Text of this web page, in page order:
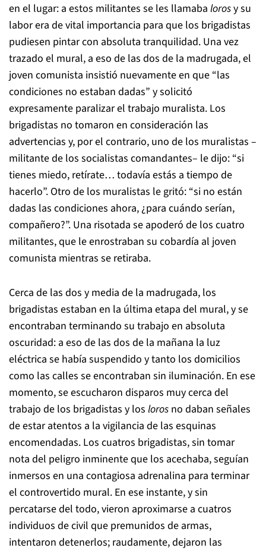
en el lugar: a estos militantes se les llamaba lorosy su
labor era de vital importancia para que los brigadistas
pudiesen pintar con absoluta tranquilidad. Una vez
trazado el mural, a eso de las dos de la madrugada, el
joven comunista insistió nuevamente en que “las
condiciones no estaban dadas” y solicitó
expresamente paralizar el trabajo muralista. Los
brigadistas no tomaron en consideración las
advertencias y, por el contrario, uno de los muralistas –
militante de los socialistas comandantes– le dijo: “si
tienes miedo, retírate… todavía estás a tiempo de
hacerlo”. Otro de los muralistas le gritó: “si no están
dadas las condiciones ahora, ¿para cuándo serían,
compañero?”. Una risotada se apoderó de los cuatro
militantes, que le enrostraban su cobardía al joven
comunista mientras se retiraba.
Cerca de las dos y media de la madrugada, los
brigadistas estaban en la última etapa del mural, y se
encontraban terminando su trabajo en absoluta
oscuridad: a eso de las dos de la mañana la luz
eléctrica se había suspendido y tanto los domicilios
como las calles se encontraban sin iluminación. En ese
momento, se escucharon disparos muy cerca del
trabajo de los brigadistas y los loros no daban señales
de estar atentos a la vigilancia de las esquinas
encomendadas. Los cuatros brigadistas, sin tomar
nota del peligro inminente que los acechaba, seguían
inmersos en una contagiosa adrenalina para terminar
el controvertido mural. En ese instante, y sin
percatarse del todo, vieron aproximarse a cuatros
individuos de civil que premunidos de armas,
intentaron detenerlos; raudamente, dejaron las